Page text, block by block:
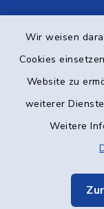
Wir weisen
Cookies
Website zu
weiterer
Weitere